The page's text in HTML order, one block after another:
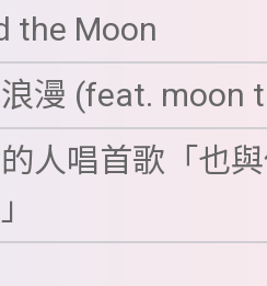
the Moon
漫 (feat. moon
人唱首歌「也